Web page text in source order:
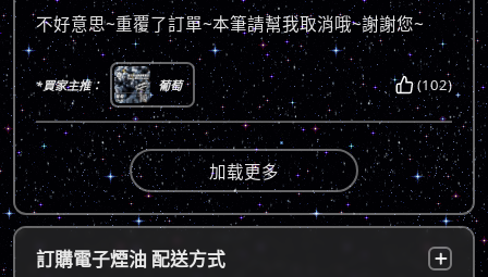
不好意思~重覆了訂單~本筆請幫我取消哦~謝謝您~
*買家主推： 葡萄 (102)
加载更多
訂購電子煙油 配送方式